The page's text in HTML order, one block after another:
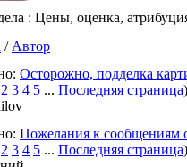
: Цены, оценка,
/ Автор
Осторожно, подделка
2 3 4 5 ... Последняя страница)
Пожелания к сообщениям
2 3 4 5 ... Последняя страница)